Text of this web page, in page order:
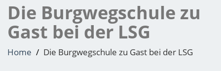
Die Burgwegschule zu
Gast bei der LSG
Home Die Burgwegschule zu Gast bei der LSG